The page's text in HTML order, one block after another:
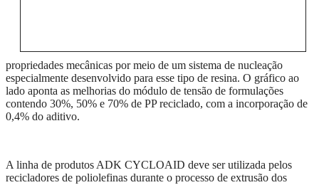
propriedades mecânicas por meio de um sistema de nucleação
especialmente desenvolvido para esse tipo de resina. O gráfico ao
lado aponta as melhorias do módulo de tensão de formulações
contendo 30%, 50% e 70% de PP reciclado, com a incorporação de
0,4% do aditivo.
A linha de produtos ADK CYCLOAID deve ser utilizada pelos
recicladores de poliolefinas durante o processo de extrusão dos